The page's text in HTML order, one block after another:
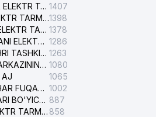
SHAYXONTOHUR ELEKTR TARMOG'I NOSOZLIKLARINI TUZATISH XIZMATI 1407
SAMARQAND ELEKTR TARMOQLARI AJ1398
SURXONDARYO ELEKTR TARMOQLARI AJ 1378
TOSHKENT TUMANI ELEKTR TARMOG'I AVARIYA XIZMATI 1286
TOSHKENT SHAHRI TASHKILOT TELEFONLARI HAQIDA MA'LUMOT BYUROSI 1263
DAVLAT TEST MARKAZINING ISHONCH TELEFONLARI 1080
AJ
1065
TOSHKENT SHAHAR FUQAROLIK ISHLARI BO'YICHA SUDI 1002
FUQAROLIK ISHLARI BO'YICHA YAKKASAROY TUMANLARARO SUDI 887
YUNUSOBOD ELEKTR TARMOG'I NOSOZLIKLARI XIZMATI 858